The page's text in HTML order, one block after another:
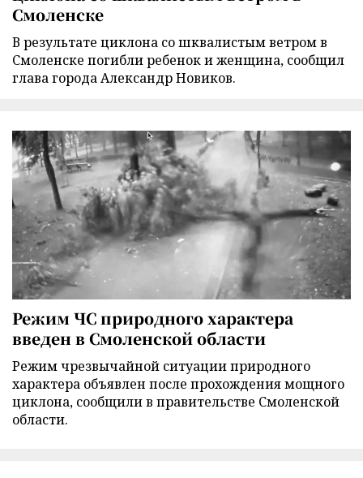
Смоленске
В результате циклона со шквалистым ветром в
Смоленске погибли ребенок и женщина, сообщил
глава города Александр Новиков.
Режим ЧС природного характера
введен в Смоленской области
Режим чрезвычайной ситуации природного
характера объявлен после прохождения мощного
циклона, сообщили в правительстве Смоленской
области.